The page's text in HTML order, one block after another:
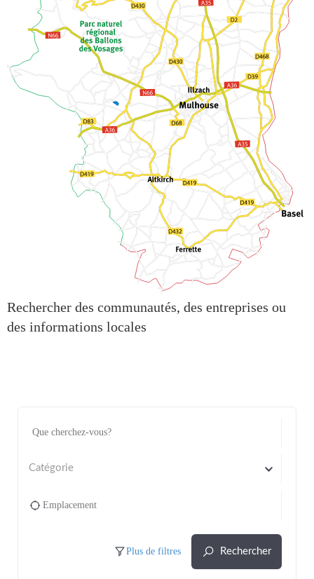
Rechercher des communautés, des entreprises ou
des informations locales
Catégorie
Plus de filtres Rechercher